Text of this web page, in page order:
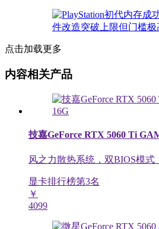
点击加载更多
内容相关产品
技嘉GeForce RTX 5060 Ti
风之力散热系统，双BIOS模式
显卡排行榜第3名
￥
4099